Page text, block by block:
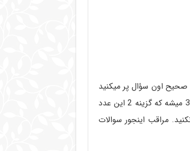
اون سؤال پر میکنید
باشید. سوالاتی که گزینه هاشون عدد هستن مثلا جواب صحیح عدد 3 میشه که گزینه 2 این عدد
گزینه 3 رو به جای عدد 3 انتخاب نکنید. مراقب اینجور سوالات